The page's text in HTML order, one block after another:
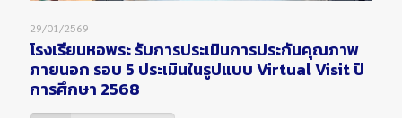
29/01/2569
โรงเรียนหอพระ รับการประเมินการประกันคุณภาพ
ภายนอก รอบ 5 ประเมินในรูปแบบ Virtual Visit ปี
การศึกษา 2568